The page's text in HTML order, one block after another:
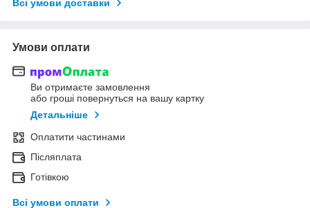
Всі умови доставки
Умови оплати
Ви отримаєте замовлення
або гроші повернуться на вашу картку
Детальніше
Оплатити частинами
Післяплата
Готівкою
Всі умови оплати